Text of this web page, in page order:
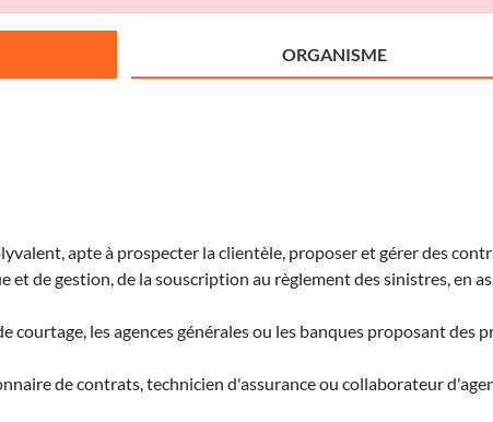
ORGANISME
apte à prospecter la clientèle, proposer et gérer des
et de gestion, de la souscription au règlement des sinistres, en
courtage, les agences générales ou les banques proposant
de contrats, technicien d'assurance ou collaborateur